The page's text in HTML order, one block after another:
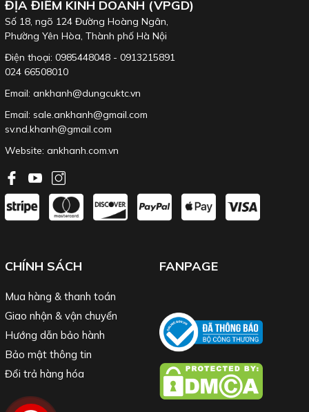
ĐỊA ĐIỂM KINH DOANH (VPGD)
Số 18, ngõ 124 Đường Hoàng Ngân,
Phường Yên Hòa, Thành phố Hà Nội
Điện thoại: 0985448048 - 0913215891
024 66508010
Email: ankhanh@dungcuktc.vn
Email: sale.ankhanh@gmail.com
sv.nd.khanh@gmail.com
Website: ankhanh.com.vn
CHÍNH SÁCH
Mua hàng & thanh toán
Giao nhận & vận chuyển
Hướng dẫn bảo hành
Bảo mật thông tin
Đổi trả hàng hóa
FANPAGE